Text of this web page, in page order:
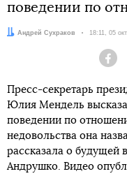
поведении по
Автор:
Андрей Сухраков Дата:
18:11, 05
Пресс-секретарь
Юлия Мендель
поведении по
недовольства она
рассказала о будущей
Андрушко. Видео